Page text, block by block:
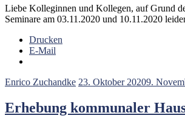
Liebe Kolleginnen und Kollegen, auf Grund
Seminare am 03.11.2020 und 10.11.2020
Drucken
E-Mail
Enrico Zuchandke 23. Oktober 20209.
Erhebung kommunaler